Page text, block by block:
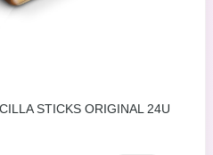
STICKS ORIGINAL 24U